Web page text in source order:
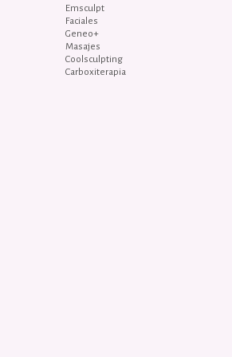
Emsculpt
Faciales
Geneo+
Masajes
Coolsculpting
Carboxiterapia